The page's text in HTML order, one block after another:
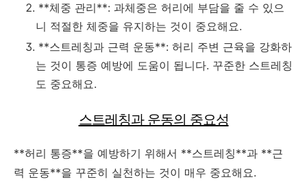
**체중 관리**: 과체중은 허리에 부담을 줄 수 있으
니 적절한 체중을 유지하는 것이 중요해요.
**스트레칭과 근력 운동**: 허리 주변 근육을 강화하
는 것이 통증 예방에 도움이 됩니다. 꾸준한 스트레칭
도 중요해요.
스트레칭과 운동의 중요성
**허리 통증**을 예방하기 위해서 **스트레칭**과 **근
력 운동**을 꾸준히 실천하는 것이 매우 중요해요.